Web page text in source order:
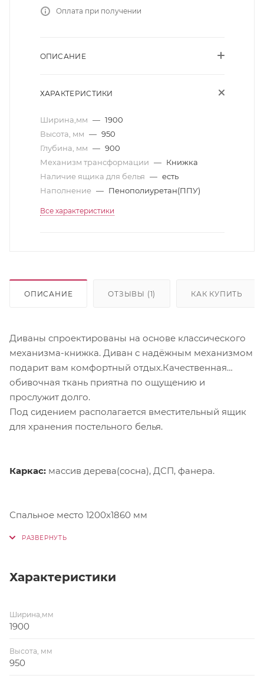
Оплата при получении
ОПИСАНИЕ
ХАРАКТЕРИСТИКИ
Ширина,мм — 1900
Высота, мм — 950
Глубина, мм — 900
Механизм трансформации — Книжка
Наличие ящика для белья — есть
Наполнение — Пенополиуретан(ППУ)
Все характеристики
ОПИСАНИЕ ОТЗЫВЫ (1) КАК КУПИТЬ
Диваны спроектированы на основе классического
механизма-книжка. Диван с надёжным механизмом
подарит вам комфортный отдых.Качественная
обивочная ткань приятна по ощущению и
прослужит долго.
Под сидением располагается вместительный ящик
для хранения постельного белья.
Каркас: массив дерева(сосна), ДСП, фанера.
Спальное место 1200x1860 мм
Характеристики
Ширина,мм
1900
Высота, мм
950